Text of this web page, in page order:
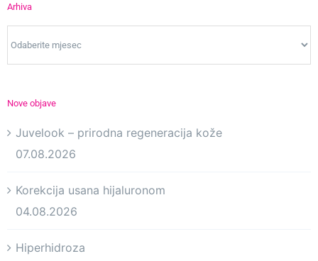
Arhiva
Nove objave
Juvelook – prirodna regeneracija kože
07.08.2026
Korekcija usana hijaluronom
04.08.2026
Hiperhidroza